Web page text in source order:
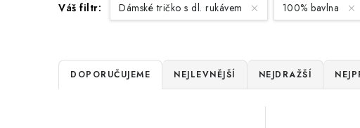
Váš filtr: Dámské tričko s dl. rukávem 100% bavlna
Ř
a
DOPORUČUJEME NEJLEVNĚJŠÍ NEJDRAŽŠÍ